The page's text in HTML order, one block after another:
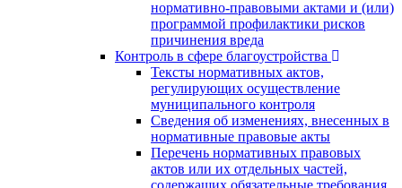
нормативно-правовыми актами и (или)
программой профилактики рисков
причинения вреда
Контроль в сфере благоустройства
Тексты нормативных актов,
регулирующих осуществление
муниципального контроля
Сведения об изменениях, внесенных в
нормативные правовые акты
Перечень нормативных правовых
актов или их отдельных частей,
содержащих обязательные требования